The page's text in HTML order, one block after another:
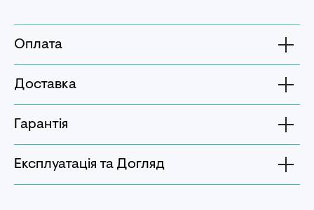
Оплата
Доставка
Гарантія
Експлуатація та Догляд